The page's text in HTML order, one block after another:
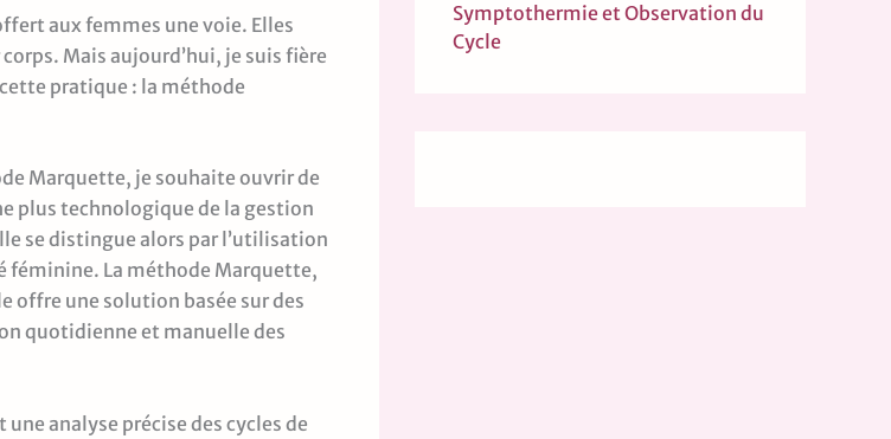
aux femmes une voie. Elles
Mais aujourd’hui, je suis fière
pratique : la méthode
Marquette, je souhaite ouvrir de
plus technologique de la gestion
se distingue alors par l’utilisation
féminine. La méthode Marquette,
offre une solution basée sur des
quotidienne et manuelle des
analyse précise des cycles de
Symptothermie et Observation du
Cycle